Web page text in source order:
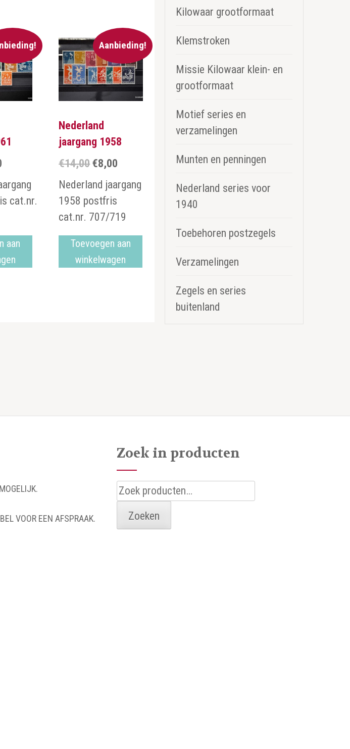
Huidige
is: cat.nr.
aan
Aanbieding!
Nederland
jaargang 1958
€14,00 Oorspronkelijke
prijs
was:
€14,00.
€8,00
€8,00.
Nederland jaargang
1958 postfris
cat.nr. 707/719
Toevoegen aan
winkelwagen
Kilowaar grootformaat
Klemstroken
Missie Kilowaar klein- en
grootformaat
Motief series en
verzamelingen
Munten en penningen
Nederland series voor
1940
Toebehoren postzegels
Verzamelingen
Zegels en series
buitenland
VOOR EEN AFSPRAAK.
Zoek in producten
Zoeken
naar:
Zoeken